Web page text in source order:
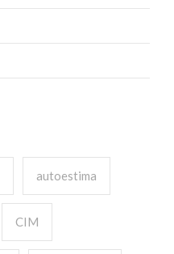
autoestima
CIM